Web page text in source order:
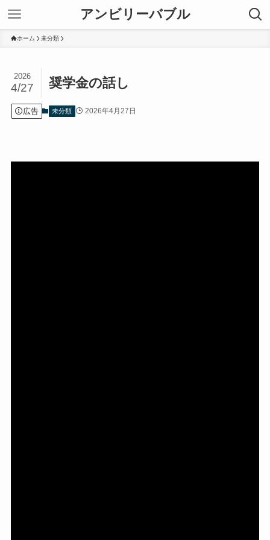
アンビリーバブル
ホーム 未分類
奨学金の話し
2026
4/27
広告 未分類 2026年4月27日